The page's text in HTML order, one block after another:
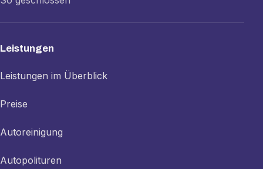
Leistungen
Leistungen im Überblick
Preise
Autoreinigung
Autopolituren